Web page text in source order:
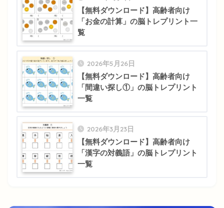
【無料ダウンロード】高齢者向け
「お金の計算」の脳トレプリント一
覧
2026年5月26日
【無料ダウンロード】高齢者向け
「間違い探し①」の脳トレプリント
一覧
2026年3月23日
【無料ダウンロード】高齢者向け
「漢字の対義語」の脳トレプリント
一覧